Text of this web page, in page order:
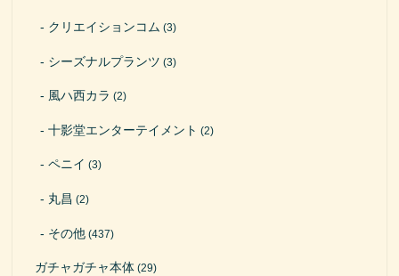
クリエイションコム (3)
シーズナルプランツ (3)
風ハ西カラ (2)
十影堂エンターテイメント (2)
ペニイ (3)
丸昌 (2)
その他 (437)
ガチャガチャ本体 (29)